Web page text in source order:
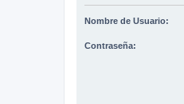
Nombre de Usuario:
Contraseña: